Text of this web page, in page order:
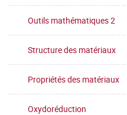
Outils mathématiques 2
Structure des matériaux
Propriétés des matériaux
Oxydoréduction